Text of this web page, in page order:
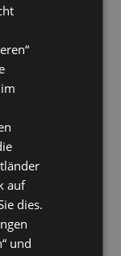
auf
dies.
und